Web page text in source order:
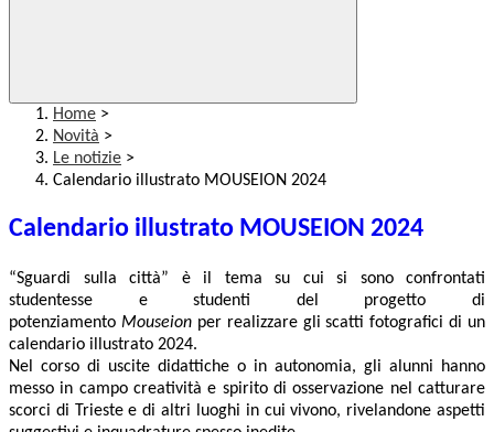
Home >
Novità >
Le notizie >
Calendario illustrato MOUSEION 2024
Calendario illustrato MOUSEION 2024
“Sguardi sulla città”
è il tema su cui si sono confrontati
studentesse e studenti del progetto di
potenziamento Mouseion per realizzare gli scatti fotografici di un
calendario illustrato 2024.
Nel corso di uscite didattiche o in autonomia, gli alunni hanno
messo in campo creatività e spirito di osservazione nel catturare
scorci di Trieste e di altri luoghi in cui vivono, rivelandone aspetti